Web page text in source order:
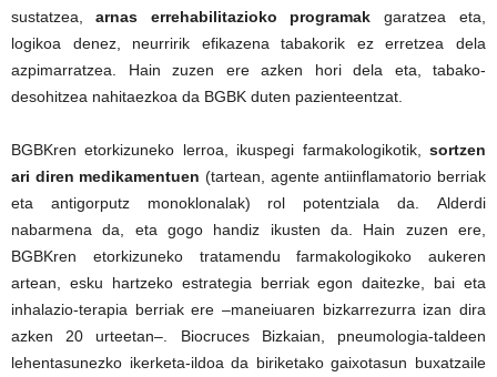
sustatzea, arnas errehabilitazioko programak garatzea eta,
logikoa denez, neurririk efikazena tabakorik ez erretzea dela
azpimarratzea. Hain zuzen ere azken hori dela eta, tabako-
desohitzea nahitaezkoa da BGBK duten pazienteentzat.
BGBKren etorkizuneko lerroa, ikuspegi farmakologikotik, sortzen
ari diren medikamentuen (tartean, agente antiinflamatorio berriak
eta antigorputz monoklonalak) rol potentziala da. Alderdi
nabarmena da, eta gogo handiz ikusten da. Hain zuzen ere,
BGBKren etorkizuneko tratamendu farmakologikoko aukeren
artean, esku hartzeko estrategia berriak egon daitezke, bai eta
inhalazio-terapia berriak ere –maneiuaren bizkarrezurra izan dira
azken 20 urteetan–. Biocruces Bizkaian, pneumologia-taldeen
lehentasunezko ikerketa-ildoa da biriketako gaixotasun buxatzaile